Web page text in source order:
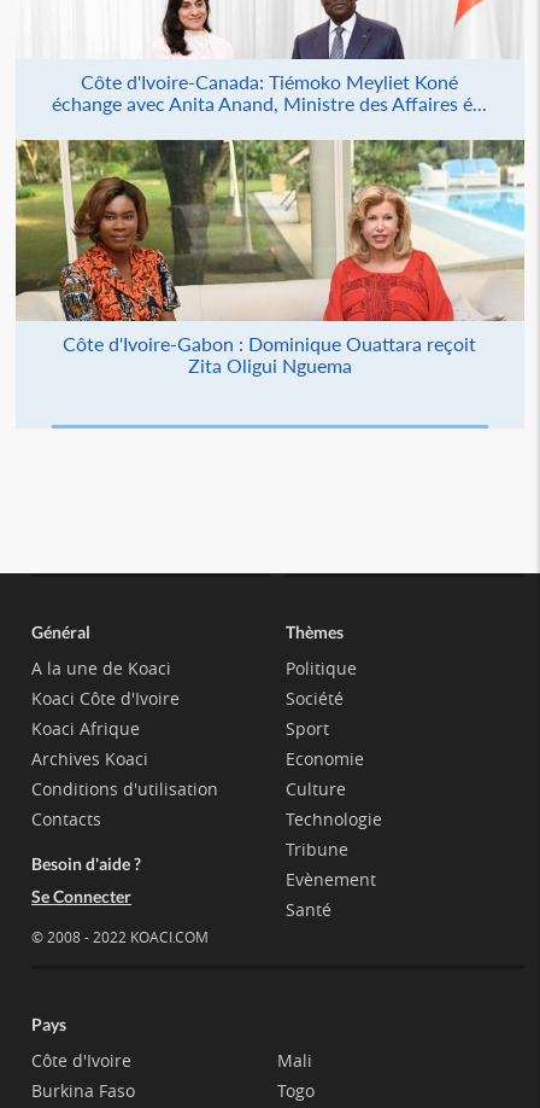
Côte d'Ivoire-Canada: Tiémoko Meyliet Koné
échange avec Anita Anand, Ministre des Affaires é...
Côte d'Ivoire-Gabon : Dominique Ouattara reçoit
Zita Oligui Nguema
Général
A la une de Koaci
Koaci Côte d'Ivoire
Koaci Afrique
Archives Koaci
Conditions d'utilisation
Contacts
Besoin d'aide ?
Se Connecter
© 2008 - 2022 KOACI.COM
Thèmes
Politique
Société
Sport
Economie
Culture
Technologie
Tribune
Evènement
Santé
Pays
Côte d'Ivoire
Burkina Faso
Mali
Togo